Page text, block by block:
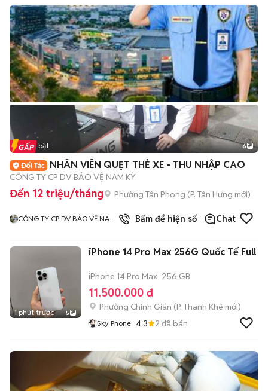
+2
Tin nổi bật 6
NHÂN VIÊN QUẸT THẺ XE - THU NHẬP CAO
CÔNG TY CP DV BẢO VỆ NAM KỲ
Đến 12 triệu/tháng Phường Tân Phong (P. Tân Hưng mới)
CÔNG TY CP DV BẢO VỆ NAM
3đã bán
Bấm để hiện số Chat
1 phút trước 5
iPhone 14 Pro Max 256G Quốc Tế Full
iPhone 14 Pro Max 256 GB
11.500.000 đ
Phường Chính Gián (P. Thanh Khê mới)
Sky Phone 4.3 2 đã bán